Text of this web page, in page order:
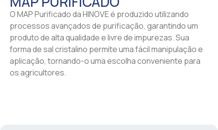
O MAP Purificado da HINOVE é produzido utilizando
processos avançados de purificação, garantindo um
produto de alta qualidade e livre de impurezas. Sua
forma de sal cristalino permite uma fácil manipulação e
aplicação, tornando-o uma escolha conveniente para
os agricultores.